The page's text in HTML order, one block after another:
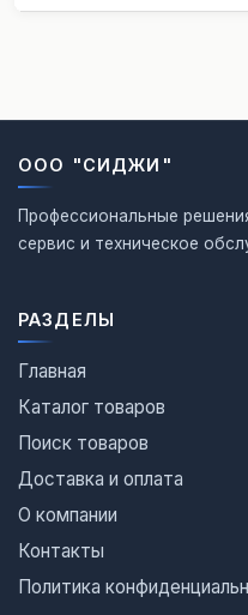
ООО "СИДЖИ"
Профессиональные
сервис и техническое
РАЗДЕЛЫ
Главная
Каталог товаров
Поиск товаров
Доставка и оплата
О компании
Контакты
Политика